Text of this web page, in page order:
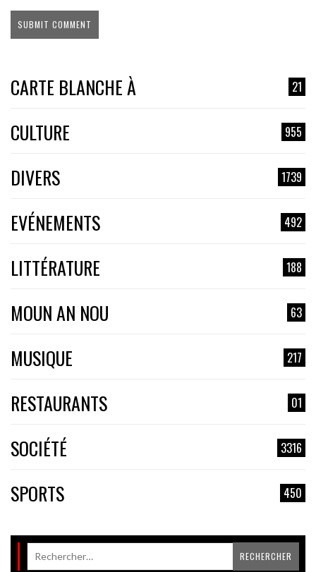
CARTE BLANCHE À 21
CULTURE 955
DIVERS 1739
EVÉNEMENTS 492
LITTÉRATURE 188
MOUN AN NOU 63
MUSIQUE 217
RESTAURANTS 01
SOCIÉTÉ 3316
SPORTS 450